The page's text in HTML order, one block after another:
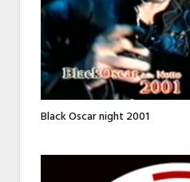
Black Oscar night 2001